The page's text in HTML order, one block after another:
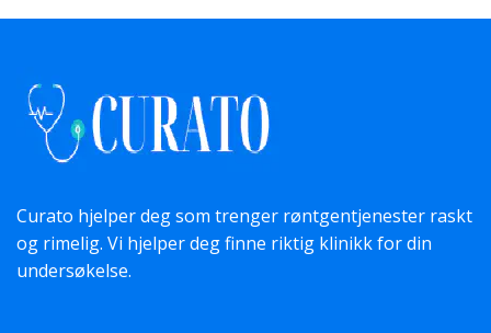
Curato hjelper deg som trenger røntgentjenester raskt
og rimelig. Vi hjelper deg finne riktig klinikk for din
undersøkelse.